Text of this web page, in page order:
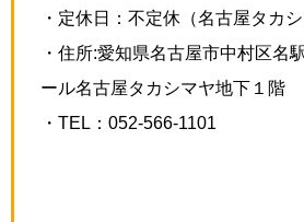
・定休日：不定休（名古屋タカ
・住所:愛知県名古屋市中村区
ール名古屋タカシマヤ地下１階
・TEL：052-566-1101